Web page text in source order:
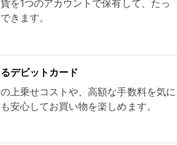
を1つのアカウントで保有して、たっ
きます。
デビットカード
上乗せコストや、高額な手数料を気に
安心してお買い物を楽しめます。